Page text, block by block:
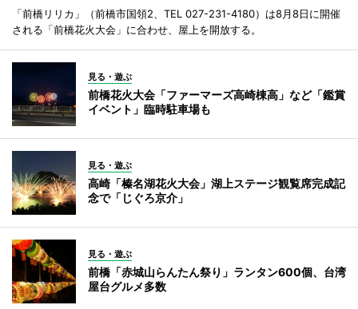
「前橋リリカ」（前橋市国領2、TEL 027-231-4180）は8月8日に開催
される「前橋花火大会」に合わせ、屋上を開放する。
見る・遊ぶ
前橋花火大会「ファーマーズ高崎棟高」など「鑑賞
イベント」臨時駐車場も
見る・遊ぶ
高崎「榛名湖花火大会」湖上ステージ観覧席完成記
念で「じぐろ京介」
見る・遊ぶ
前橋「赤城山らんたん祭り」ランタン600個、台湾
屋台グルメ多数